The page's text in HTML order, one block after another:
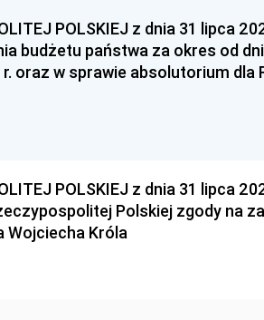
POLSKIEJ z dnia 31 lipca
budżetu państwa za okres od
oraz w sprawie absolutorium dla
POLSKIEJ z dnia 31 lipca
Polskiej zgody na
Wojciecha Króla